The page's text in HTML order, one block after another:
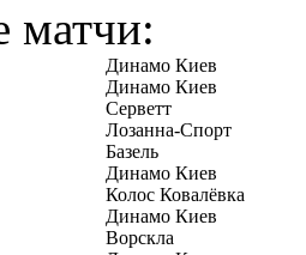
матчи:
Динамо Киев
Динамо Киев
Серветт
Лозанна-Спорт
Базель
Динамо Киев
Колос Ковалёвка
Динамо Киев
Ворскла